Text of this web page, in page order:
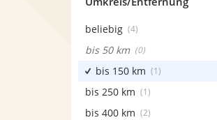
beliebig (4)
bis 50 km (0)
bis 150 km (1)
bis 250 km (1)
bis 400 km (2)